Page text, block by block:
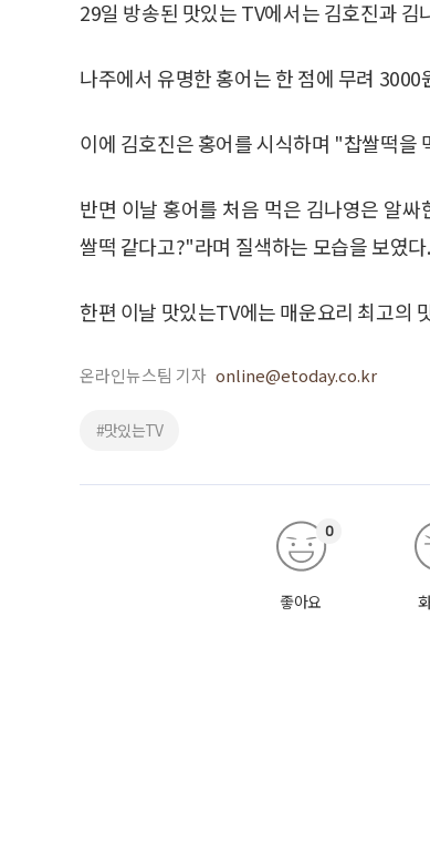
29일 방송된 맛있는 TV에서는 김호진과
나주에서 유명한 홍어는 한 점에 무려
이에 김호진은 홍어를 시식하며 "찹쌀떡을
반면 이날 홍어를 처음 먹은 김나영은 알
쌀떡 같다고?"라며 질색하는 모습을 보였다.
한편 이날 맛있는TV에는 매운요리 최고의
온라인뉴스팀 기자 online@etoday.co.kr
#맛있는TV
좋아요
0